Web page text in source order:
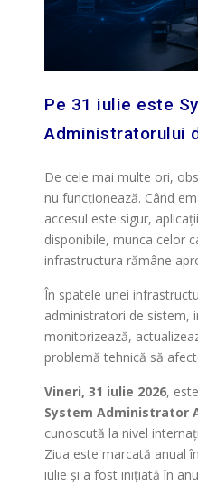
Pe 31 iulie este
Administratorului
De cele mai multe ori,
nu funcționează. Când
accesul este sigur,
disponibile, munca celor
infrastructura rămâne
În spatele unei
administratori de sistem,
monitorizează,
problemă tehnică să
Vineri, 31 iulie 2026,
System Administrator
cunoscută la nivel
Ziua este marcată anual
iulie și a fost inițiată în